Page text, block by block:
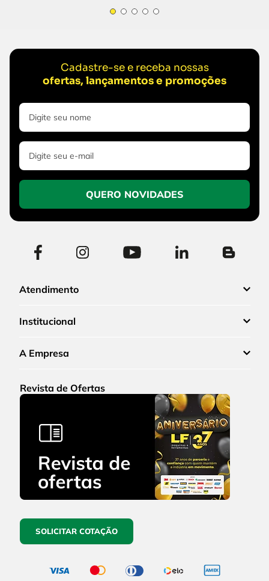
Cadastre-se e receba nossas
ofertas, lançamentos e promoções
QUERO NOVIDADES
Atendimento
Institucional
A Empresa
Revista de Ofertas
SOLICITAR COTAÇÃO